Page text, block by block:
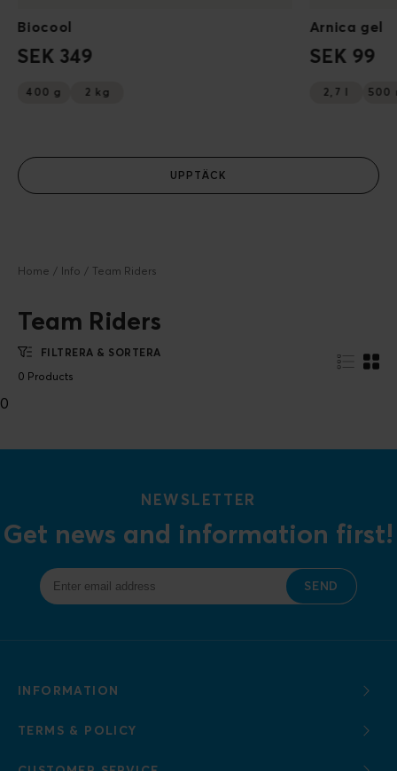
Biocool
SEK 349
400 g 2 kg
Arnica gel
SEK 99
2,7 l 500
UPPTÄCK
Home Info Team Riders
Team Riders
FILTRERA & SORTERA
0 Products
0
NEWSLETTER
Get news and information first!
SEND
INFORMATION
TERMS & POLICY